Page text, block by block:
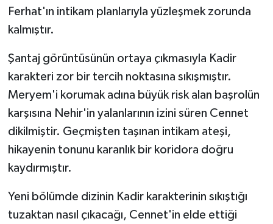
Ferhat'ın intikam planlarıyla yüzleşmek zorunda
kalmıştır.
Şantaj görüntüsünün ortaya çıkmasıyla Kadir
karakteri zor bir tercih noktasına sıkışmıştır.
Meryem'i korumak adına büyük risk alan başrolün
karşısına Nehir'in yalanlarının izini süren Cennet
dikilmiştir. Geçmişten taşınan intikam ateşi,
hikayenin tonunu karanlık bir koridora doğru
kaydırmıştır.
Yeni bölümde dizinin Kadir karakterinin sıkıştığı
tuzaktan nasıl çıkacağı, Cennet'in elde ettiği